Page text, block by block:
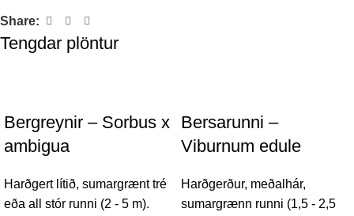
Share:
Tengdar plöntur
Bergreynir – Sorbus x
ambigua
Harðgert lítið, sumargrænt tré
eða all stór runni (2 - 5 m).
Bersarunni –
Viburnum edule
Harðgerður, meðalhár,
sumargrænn runni (1,5 - 2,5